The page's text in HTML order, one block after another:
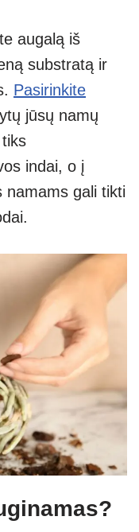
augalą iš
substratą ir
Pasirinkite
jūsų namų
indai, o į
namams gali tikti